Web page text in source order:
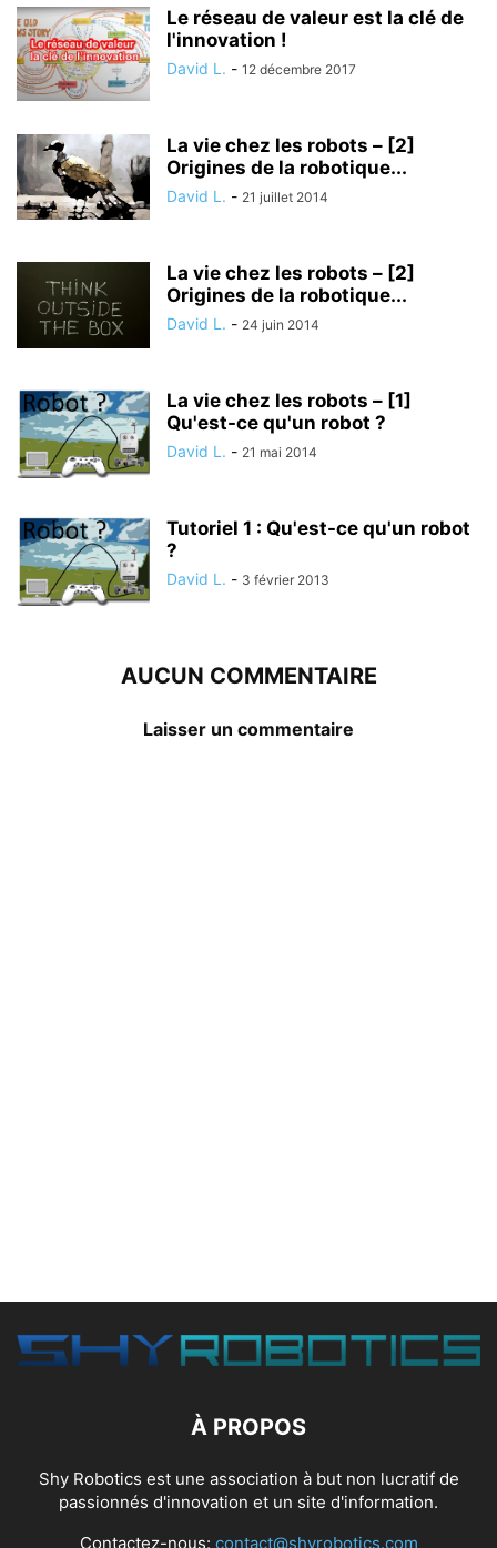
Le réseau de valeur est la clé de
l'innovation !
David L. - 12 décembre 2017
La vie chez les robots – [2]
Origines de la robotique...
David L. - 21 juillet 2014
La vie chez les robots – [2]
Origines de la robotique...
David L. - 24 juin 2014
La vie chez les robots – [1]
Qu'est-ce qu'un robot ?
David L. - 21 mai 2014
Tutoriel 1 : Qu'est-ce qu'un robot
?
David L. - 3 février 2013
AUCUN COMMENTAIRE
Laisser un commentaire
À PROPOS
Shy Robotics est une association à but non lucratif de
passionnés d'innovation et un site d'information.
Contactez-nous: contact@shyrobotics.com